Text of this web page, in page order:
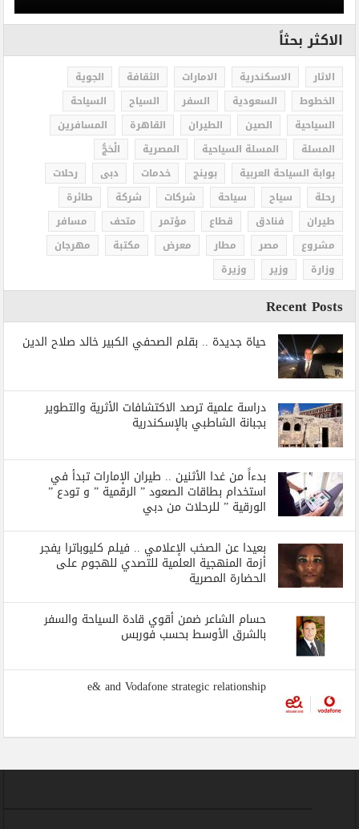
الاكثر بحثاً
الاثار الاسكندرية الامارات الثقافة
الجوية
الخطوط
السعودية السفر السياح
السياحة
السياحية
الصين الطيران القاهرة
المسافرين
المسلة
المسلة السياحية المصرية
الْحَجُّ
بوابة السياحة العربية
بوينج خدمات دبى
رحلات
رحلة
سياح سياحة شركات شركة
طائرة
طيران
فنادق قطاع مؤتمر متحف
مسافر
مشروع
مصر مطار معرض مكتبة
مهرجان
وزارة
وزير وزيرة
Recent Posts
حياة جديدة .. بقلم الصحفي الكبير خالد صلاح الدين
دراسة علمية ترصد الاكتشافات الأثرية والتطوير
بجبانة الشاطبي بالإسكندرية
بدءاً من غدا الأثنين .. طيران الإمارات تبدأ في
استخدام بطاقات الصعود ” الرقمية ” و تودع ”
الورقية ” للرحلات من دبي
بعيدا عن الصخب الإعلامي .. فيلم كليوباترا يفجر
أزمة المنهجية العلمية للتصدي للهجوم على
الحضارة المصرية
حسام الشاعر ضمن أقوي قادة السياحة والسفر
بالشرق الأوسط بحسب فوربس
e& and Vodafone strategic relationship